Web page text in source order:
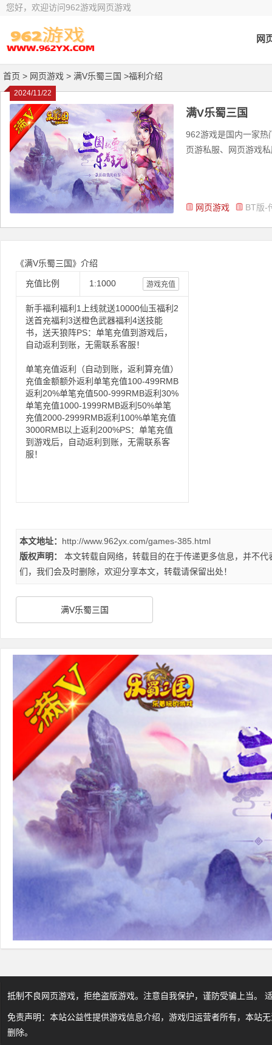
您好，欢迎访问962游戏网页游戏
网
首页 > 网页游戏 > 满V乐蜀三国 >福利介绍
2024/11/22
满V乐蜀三国
962游戏是国内一家热
页游私服、网页游戏
网页游戏 BT版-
《满V乐蜀三国》介绍
充值比例 1:1000 游戏充值
新手福利福利1上线就送10000仙玉福利2
送首充福利3送橙色武器福利4送技能
书，送天狼阵PS：单笔充值到游戏后，
自动返利到账，无需联系客服！
单笔充值返利（自动到账，返利算充值）
充值金额额外返利单笔充值100-499RMB
返利20%单笔充值500-999RMB返利30%
单笔充值1000-1999RMB返利50%单笔
充值2000-2999RMB返利100%单笔充值
3000RMB以上返利200%PS：单笔充值
到游戏后，自动返利到账，无需联系客
服！
本文地址： http://www.962yx.com/games-385.html
版权声明：
本文转载自网络，转载目的在于传递更多信息，并不
们，我们会及时删除，欢迎分享本文，转载请保留出处！
满V乐蜀三国
抵制不良网页游戏，拒绝盗版游戏。注意自我保护，谨防受骗上当。
免责声明：本站公益性提供游戏信息介绍，游戏归运营者所有，本站
删除。